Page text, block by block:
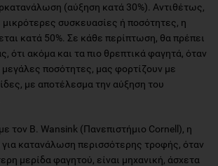
(αύξηση κατά 30%). Αντιθέτως,
μικρότερες συσκευασίες ή ποσότητες, η
κατά 50%. Σε κάθε περίπτωση, θα πρέπει
ότι ακόμα και τα πιο θρεπτικά φαγητά, όταν
ποσότητες, μας φορτίζουν με
με αποτέλεσμα την αύξηση του
τον B. Wansink (Πανεπιστήμιο Cornell), η
κατανάλωση περισσότερης τροφής, όταν
μερίδα φαγητού, είναι μηχανική, άσχετα